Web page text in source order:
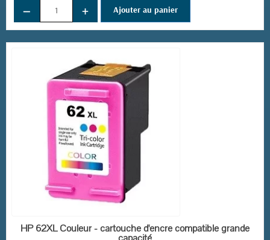
− + Ajouter au panier
EN STOCK
HP 62XL Couleur - cartouche d'encre compatible grande